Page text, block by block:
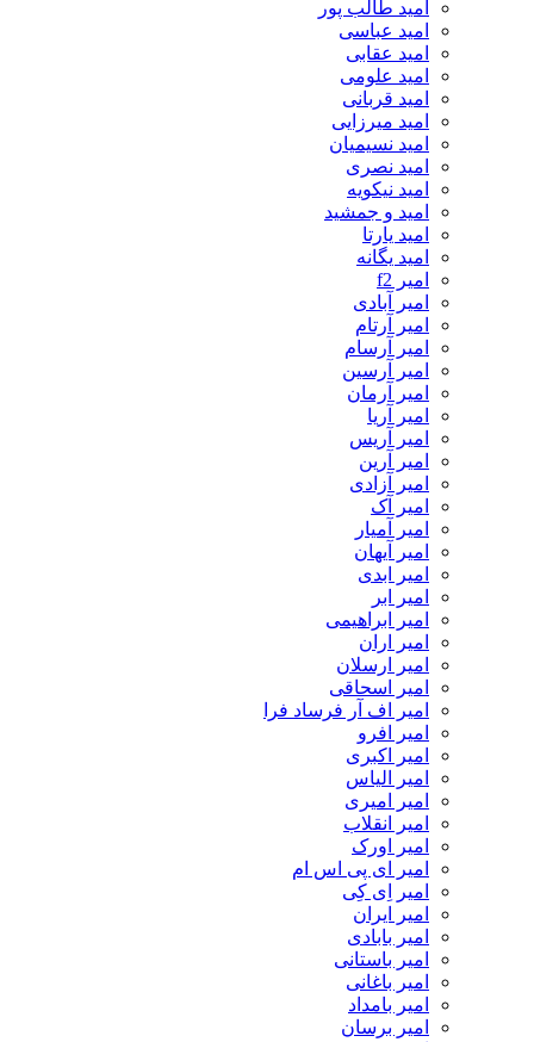
امید طالب پور
امید عباسی
امید عقابی
امید علومی
امید قربانی
امید میرزایی
امید نسیمیان
امید نصری
امید نیکویه
امید و جمشید
امید یارتا
امید یگانه
امیر f2
امیر آبادی
امیر آرتام
امیر آرسام
امیر آرسین
امیر آرمان
امیر آریا
امیر آریس
امیر آرین
امیر آزادی
امیر آک
امیر آمیار
امیر آیهان
امیر ابدی
امیر ابر
امیر ابراهیمی
امیر اران
امیر ارسلان
امیر اسحاقی
امیر اف آر فرساد فرا
امیر افرو
امیر اکبری
امیر الیاس
امیر امیری
امیر انقلاب
امیر اورک
امیر ای پی اس ام
امیر اِی کِی
امیر ایران
امیر بابادی
امیر باستانی
امیر باغانی
امیر بامداد
امیر برسان